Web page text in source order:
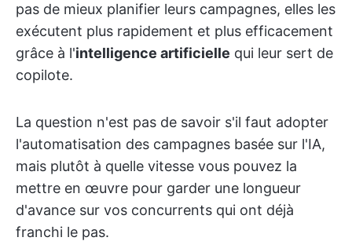
pas de mieux planifier leurs campagnes, elles les
exécutent plus rapidement et plus efficacement
grâce à l'intelligence artificielle qui leur sert de
copilote.
La question n'est pas de savoir s'il faut adopter
l'automatisation des campagnes basée sur l'IA,
mais plutôt à quelle vitesse vous pouvez la
mettre en œuvre pour garder une longueur
d'avance sur vos concurrents qui ont déjà
franchi le pas.